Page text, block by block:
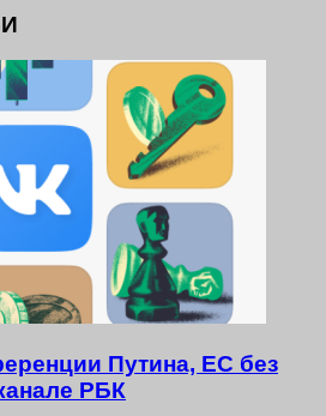
Путина, ЕС без
РБК